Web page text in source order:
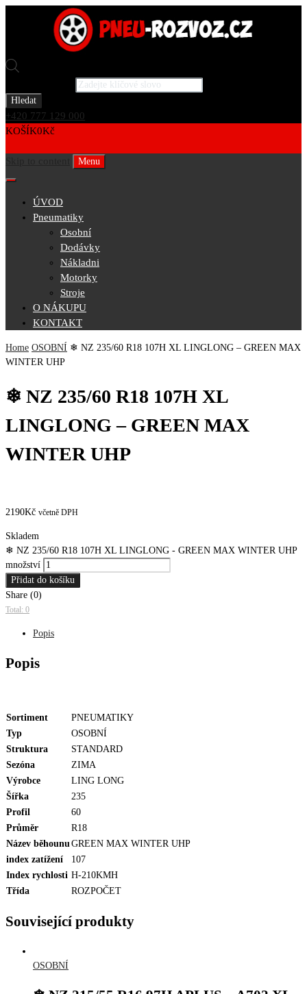
Hledat
+420 777 129 000
KOŠÍK0Kč
Menu
ÚVOD
Pneumatiky
Osobní
Dodávky
Nákladni
Motorky
Stroje
O NÁKUPU
KONTAKT
Home OSOBNÍ ❄ NZ 235/60 R18 107H XL LINGLONG – GREEN MAX
WINTER UHP
❄ NZ 235/60 R18 107H XL
LINGLONG – GREEN MAX
WINTER UHP
2190Kč včetně DPH
Skladem
❄ NZ 235/60 R18 107H XL LINGLONG - GREEN MAX WINTER UHP
množství
Přidat do košíku
Share (0)
Total: 0
Popis
Popis
Sortiment
PNEUMATIKY
Typ
OSOBNÍ
Struktura
STANDARD
Sezóna
ZIMA
Výrobce
LING LONG
Šířka
235
Profil
60
Průměr
R18
Název běhounuGREEN MAX WINTER UHP
index zatížení
107
Index rychlosti H-210KMH
Třída
ROZPOČET
Související produkty
OSOBNÍ